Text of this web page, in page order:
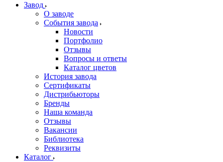
Завод
О заводе
События завода
Новости
Портфолио
Отзывы
Вопросы и ответы
Каталог цветов
История завода
Сертификаты
Дистрибьюторы
Бренды
Наша команда
Отзывы
Вакансии
Библиотека
Реквизиты
Каталог